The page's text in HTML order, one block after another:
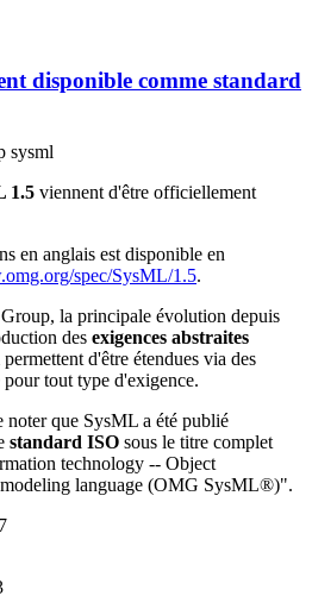
disponible comme standard
1.5 viennent d'être officiellement
en anglais est disponible en
spec/SysML/1.5.
la principale évolution depuis
des exigences abstraites
d'être étendues via des
pour tout type d'exigence.
noter que SysML a été publié
standard ISO sous le titre complet
technology -- Object
modeling language (OMG SysML®)".